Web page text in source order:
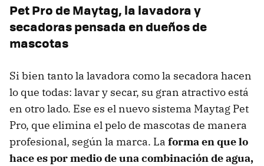
Pet Pro de Maytag, la lavadora y
secadoras pensada en dueños de
mascotas
Si bien tanto la lavadora como la secadora hacen
lo que todas: lavar y secar, su gran atractivo está
en otro lado. Ese es el nuevo sistema Maytag Pet
Pro, que elimina el pelo de mascotas de manera
profesional, según la marca. La forma en que lo
hace es por medio de una combinación de agua,